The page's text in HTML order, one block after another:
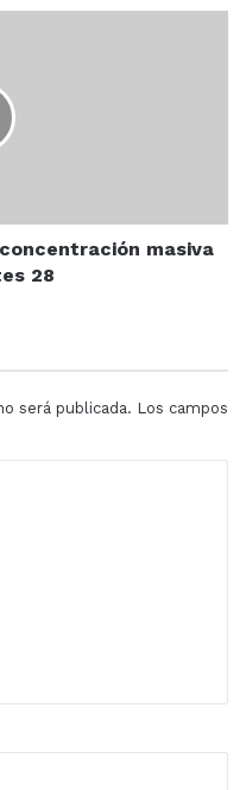
masiva
28
será publicada. Los campos